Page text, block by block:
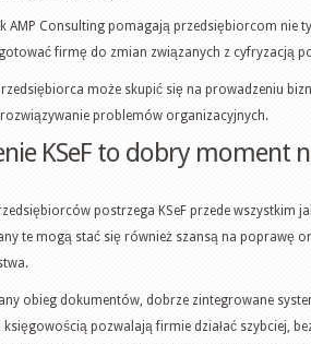
AMP Consulting pomagają przedsiębiorcom nie
firmę do zmian związanych z cyfryzacją
może skupić się na prowadzeniu
problemów organizacyjnych.
KSeF to dobry moment
postrzega KSeF przede wszystkim
te mogą stać się również szansą na poprawę
obieg dokumentów, dobrze zintegrowane
księgowością pozwalają firmie działać szybciej,